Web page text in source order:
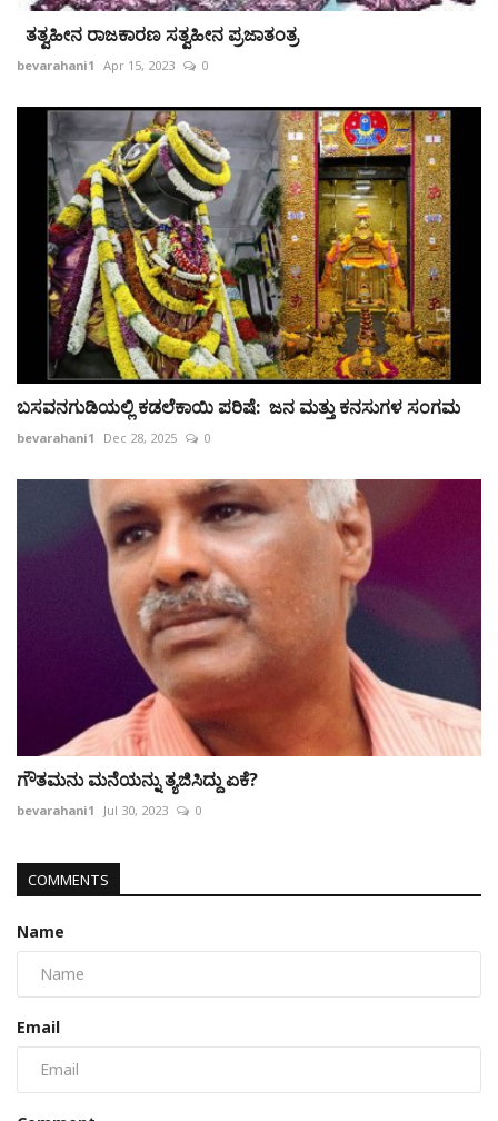
ತತ್ವಹೀನ ರಾಜಕಾರಣ ಸತ್ವಹೀನ ಪ್ರಜಾತಂತ್ರ
bevarahani1 Apr 15, 2023 0
ಬಸವನಗುಡಿಯಲ್ಲಿ ಕಡಲೆಕಾಯಿ ಪರಿಷೆ: ಜನ ಮತ್ತು ಕನಸುಗಳ ಸಂಗಮ
bevarahani1 Dec 28, 2025 0
ಗೌತಮನು ಮನೆಯನ್ನು ತ್ಯಜಿಸಿದ್ದು ಏಕೆ?
bevarahani1 Jul 30, 2023 0
COMMENTS
Name
Email